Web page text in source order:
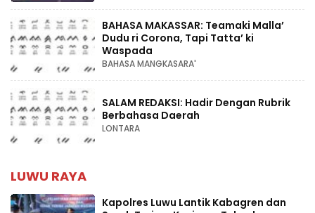
BAHASA MAKASSAR: Teamaki Malla’
Dudu ri Corona, Tapi Tatta’ ki
Waspada
BAHASA MANGKASARA'
SALAM REDAKSI: Hadir Dengan Rubrik
Berbahasa Daerah
LONTARA
LUWU RAYA
Kapolres Luwu Lantik Kabagren dan